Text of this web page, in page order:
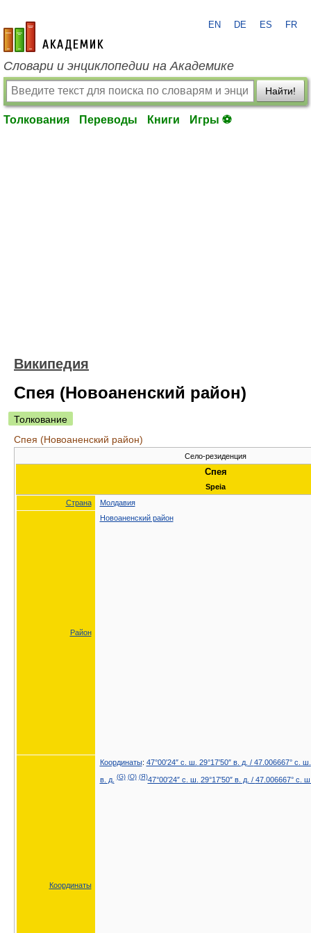
academic.ru
EN DE ES FR
Словари и энциклопедии на Академике
Найти!
Толкования Переводы Книги Игры ⚽
Википедия
Спея (Новоаненский район)
Толкование
Спея (Новоаненский район)
Село-резиденция
Спея
Speia
Страна
Молдавия
Район
Новоаненский район
Координаты
Координаты: 47°00′24″ с. ш. 29°17′50″ в. д. / 47.006667° с. ш.
в. д. (G) (O) (Я)47°00′24″ с. ш. 29°17′50″ в. д. / 47.006667° с.